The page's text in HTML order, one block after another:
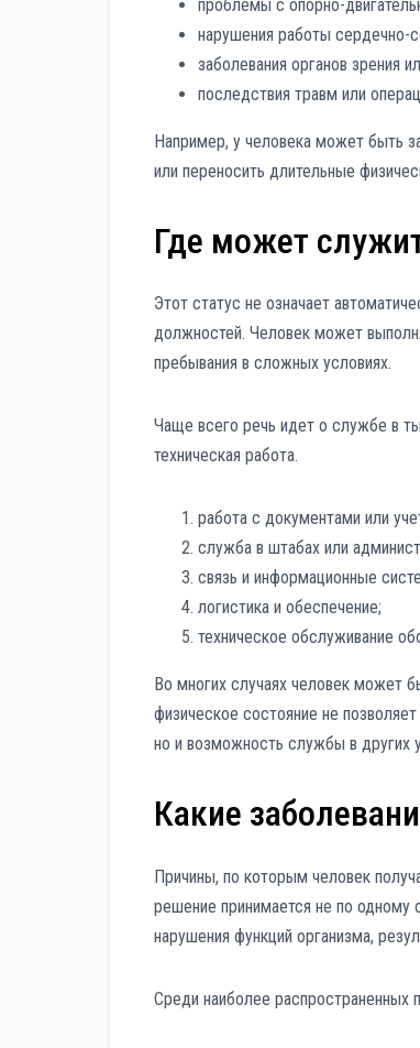
проблемы с опорно-
нарушения работы сердечно-
заболевания органов зрения
последствия травм или
Например, у человека может быть
или переносить длительные
Где может
Этот статус не означает
должностей. Человек может
пребывания в сложных условиях.
Чаще всего речь идет о службе в
техническая работа.
работа с документами или
служба в штабах или
связь и информационные
логистика и обеспечение;
техническое обслуживание
Во многих случаях человек может
физическое состояние не
но и возможность службы в других
Какие
Причины, по которым человек
решение принимается не по одному
нарушения функций организма,
Среди наиболее